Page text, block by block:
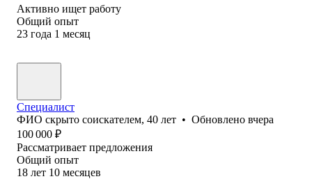
Активно ищет работу
Общий опыт
23 года 1 месяц
Специалист
ФИО скрыто соискателем, 40 лет • Обновлено вчера
100 000 ₽
Рассматривает предложения
Общий опыт
18 лет 10 месяцев